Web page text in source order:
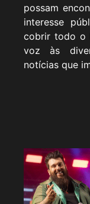
possam
interesse
cobrir todo o
voz às
notícias que